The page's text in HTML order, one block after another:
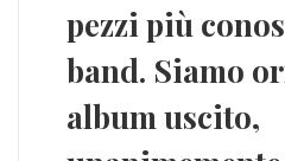
pezzi più
band. Siamo
album uscito,